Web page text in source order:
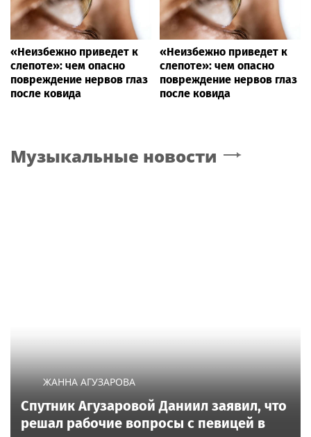
«Неизбежно приведет к
слепоте»: чем опасно
повреждение нервов глаз
после ковида
«Неизбежно приведет к
слепоте»: чем опасно
повреждение нервов глаз
после ковида
Музыкальные новости
ЖАННА АГУЗАРОВА
Спутник Агузаровой Даниил заявил, что
решал рабочие вопросы с певицей в